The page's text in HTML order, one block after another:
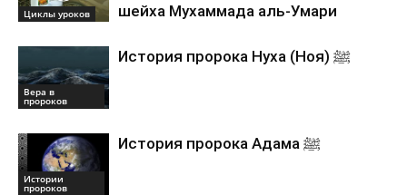
Циклы уроков
шейха Мухаммада аль-Умари
Вера в
пророков
История пророка Нуха (Ноя) ﷺ
Истории
пророков
История пророка Адама ﷺ